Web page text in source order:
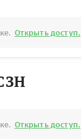
Открыть доступ.
Открыть доступ.